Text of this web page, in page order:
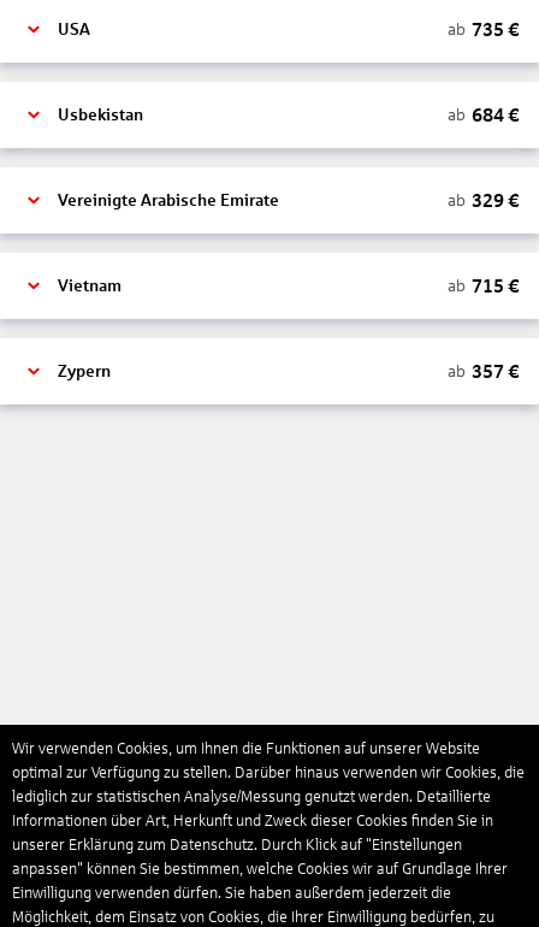
USA ab 735 €
Usbekistan ab 684€
Vereinigte Arabische Emirate ab 329€
Vietnam ab 715 €
Zypern ab 357 €
Wir verwenden Cookies, um Ihnen die Funktionen auf unserer Website
optimal zur Verfügung zu stellen. Darüber hinaus verwenden wir Cookies, die
lediglich zur statistischen Analyse/Messung genutzt werden. Detaillierte
Informationen über Art, Herkunft und Zweck dieser Cookies finden Sie in
unserer Erklärung zum Datenschutz. Durch Klick auf "Einstellungen
anpassen" können Sie bestimmen, welche Cookies wir auf Grundlage Ihrer
Einwilligung verwenden dürfen. Sie haben außerdem jederzeit die
Möglichkeit, dem Einsatz von Cookies, die Ihrer Einwilligung bedürfen, zu